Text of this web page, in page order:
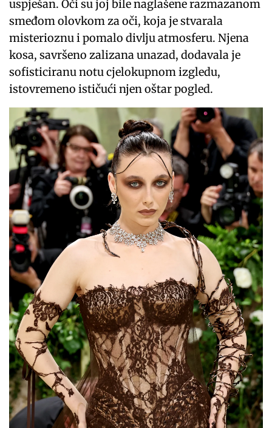
uspješan. Oči su joj bile naglašene razmazanom
smeđom olovkom za oči, koja je stvarala
misterioznu i pomalo divlju atmosferu. Njena
kosa, savršeno zalizana unazad, dodavala je
sofisticiranu notu cjelokupnom izgledu,
istovremeno ističući njen oštar pogled.